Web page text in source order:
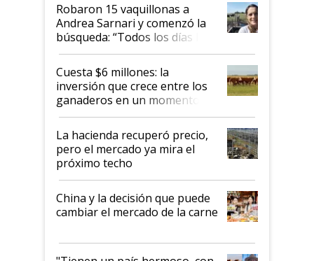
Robaron 15 vaquillonas a
Andrea Sarnari y comenzó la
búsqueda: “Todos los días le
toca a algún productor”
Cuesta $6 millones: la
inversión que crece entre los
ganaderos en un momento
histórico para la actividad
La hacienda recuperó precio,
pero el mercado ya mira el
próximo techo
China y la decisión que puede
cambiar el mercado de la carne